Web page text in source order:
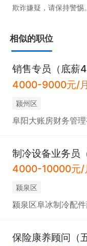
欺诈嫌疑，请保持警惕
相似的职位
销售专员（底薪
4000-9000元/月
颍州区
阜阳大账房财务管理
4000-10000元/
颍泉区
颍泉区阜冰制冷配
保险康养顾问（